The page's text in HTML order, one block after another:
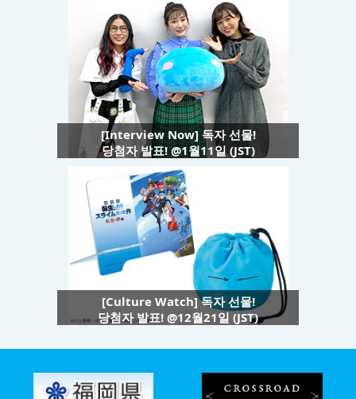
[Interview Now] 독자 선물!
당첨자 발표! @1월11일 (JST)
[Culture Watch] 독자 선물!
당첨자 발표! @12월21일 (JST)